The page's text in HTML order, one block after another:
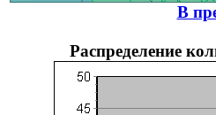
В
Распределение